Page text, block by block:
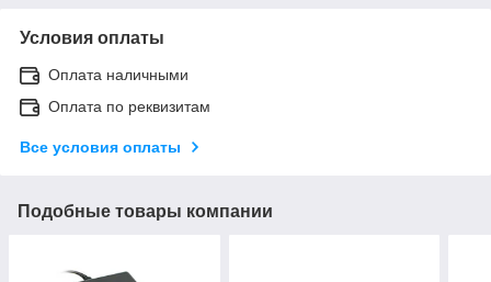
Условия оплаты
Оплата наличными
Оплата по реквизитам
Все условия оплаты
Подобные товары компании